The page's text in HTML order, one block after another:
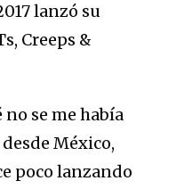
lanzó su
Creeps &
no se me había
México,
poco lanzando